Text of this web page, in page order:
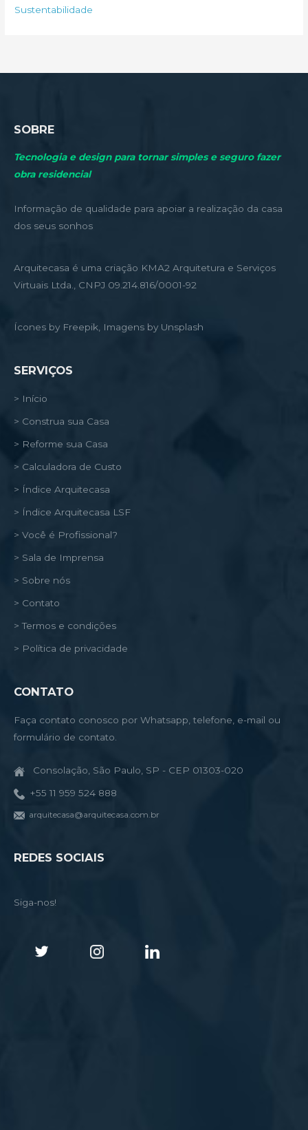
rSustentabilidade
SOBRE
Tecnologia e design para tornar simples e seguro fazer
obra residencial
Informação de qualidade para apoiar a realização da casa
dos seus sonhos
Arquitecasa é uma criação KMA2 Arquitetura e Serviços
Virtuais Ltda., CNPJ 09.214.816/0001-92
Ícones by Freepik, Imagens by Unsplash
SERVIÇOS
> Início
> Construa sua Casa
> Reforme sua Casa
> Calculadora de Custo
> Índice Arquitecasa
> Índice Arquitecasa LSF
> Você é Profissional?
> Sala de Imprensa
> Sobre nós
> Contato
> Termos e condições
> Política de privacidade
CONTATO
Faça contato conosco por Whatsapp, telefone, e-mail ou
formulário de contato.
Consolação, São Paulo, SP - CEP 01303-020
+55 11 959 524 888
arquitecasa@arquitecasa.com.br
REDES SOCIAIS
Siga-nos!